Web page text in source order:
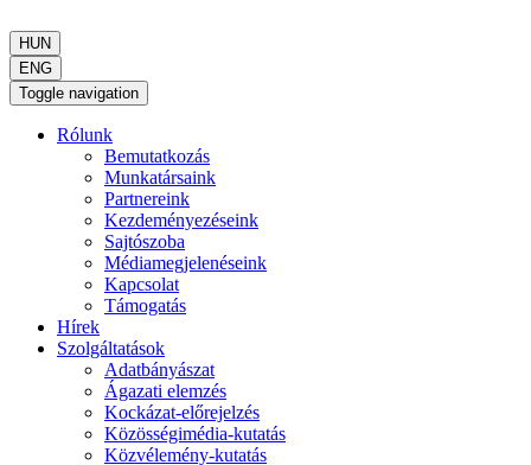
HUN
ENG
Toggle navigation
Rólunk
Bemutatkozás
Munkatársaink
Partnereink
Kezdeményezéseink
Sajtószoba
Médiamegjelenéseink
Kapcsolat
Támogatás
Hírek
Szolgáltatások
Adatbányászat
Ágazati elemzés
Kockázat-előrejelzés
Közösségimédia-kutatás
Közvélemény-kutatás